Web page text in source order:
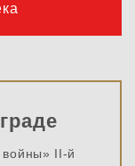
войны» II-й